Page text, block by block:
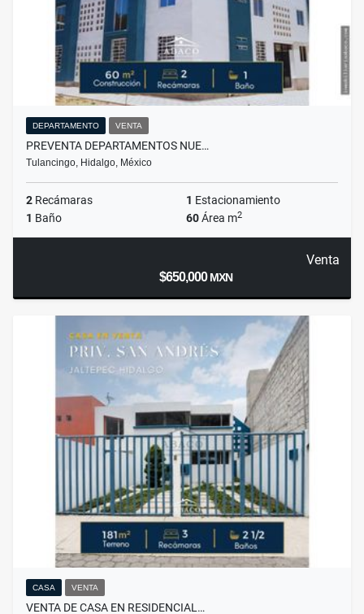
DEPARTAMENTO VENTA
PREVENTA DEPARTAMENTOS NUE…
Tulancingo, Hidalgo, México
2 Recámaras 1 Estacionamiento
1 Baño 60Área m2
Venta
$650,000MXN
CASA VENTA
VENTA DE CASA EN RESIDENCIAL…